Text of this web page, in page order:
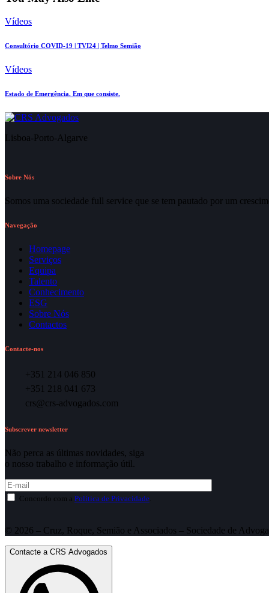
Vídeos
Consultório COVID-19 | TVI24 | Telmo Semião
Vídeos
Estado de Emergência. Em que consiste.
Lisboa-Porto-Algarve
Sobre Nós
Somos uma sociedade full service que se tem pautado por um
Navegação
Homepage
Serviços
Equipa
Talento
Conhecimento
ESG
Sobre Nós
Contactos
Contacte-nos
+351 214 046 850
+351 218 041 673
crs@crs-advogados.com
Subscrever newsletter
Não perca as últimas novidades, siga
o nosso trabalho e informação útil.
Concordo com a Política de Privacidade
© 2026 – Cruz, Roque, Semião e Associados – Sociedade de
Contacte a CRS Advogados